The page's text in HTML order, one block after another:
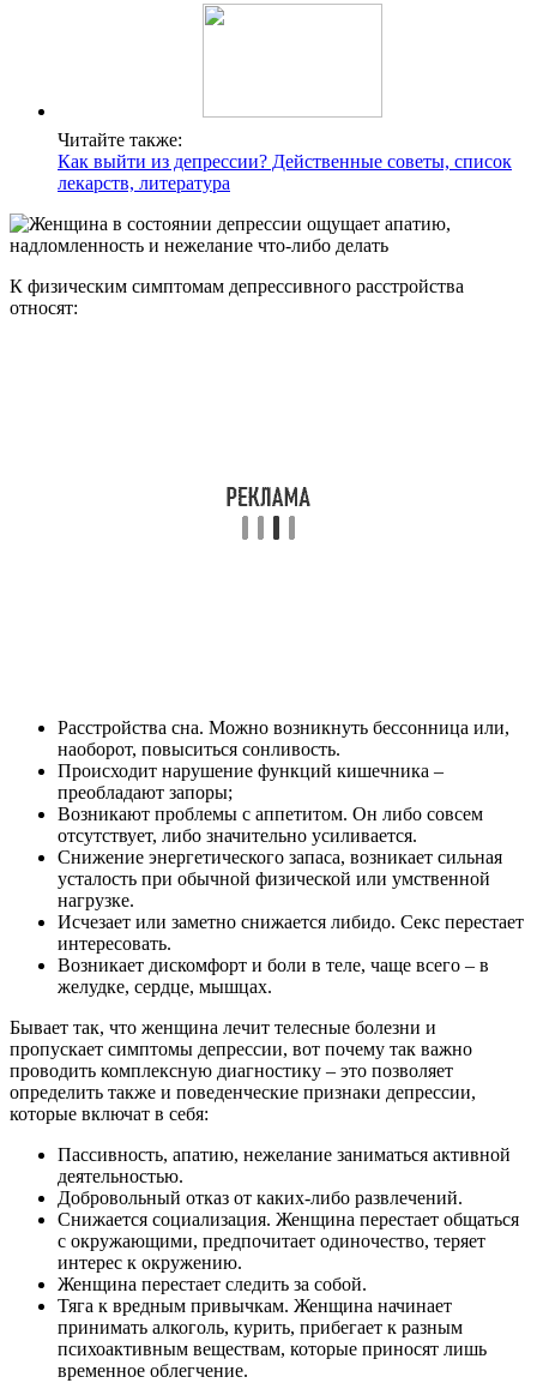
Читайте также:
Как выйти из депрессии? Действенные советы, список
лекарств, литература
К физическим симптомам депрессивного расстройства
относят:
Расстройства сна. Можно возникнуть бессонница или,
наоборот, повыситься сонливость.
Происходит нарушение функций кишечника –
преобладают запоры;
Возникают проблемы с аппетитом. Он либо совсем
отсутствует, либо значительно усиливается.
Снижение энергетического запаса, возникает сильная
усталость при обычной физической или умственной
нагрузке.
Исчезает или заметно снижается либидо. Секс перестает
интересовать.
Возникает дискомфорт и боли в теле, чаще всего – в
желудке, сердце, мышцах.
Бывает так, что женщина лечит телесные болезни и
пропускает симптомы депрессии, вот почему так важно
проводить комплексную диагностику – это позволяет
определить также и поведенческие признаки депрессии,
которые включат в себя:
Пассивность, апатию, нежелание заниматься активной
деятельностью.
Добровольный отказ от каких-либо развлечений.
Снижается социализация. Женщина перестает общаться
с окружающими, предпочитает одиночество, теряет
интерес к окружению.
Женщина перестает следить за собой.
Тяга к вредным привычкам. Женщина начинает
принимать алкоголь, курить, прибегает к разным
психоактивным веществам, которые приносят лишь
временное облегчение.